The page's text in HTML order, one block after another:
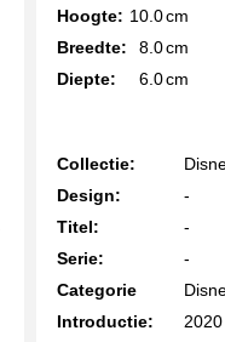
Hoogte: 10.0cm
Breedte:
8.0cm
Diepte:
6.0cm
Collectie:
Design:
-
Titel:
-
Serie:
-
Categorie
Introductie:
2020